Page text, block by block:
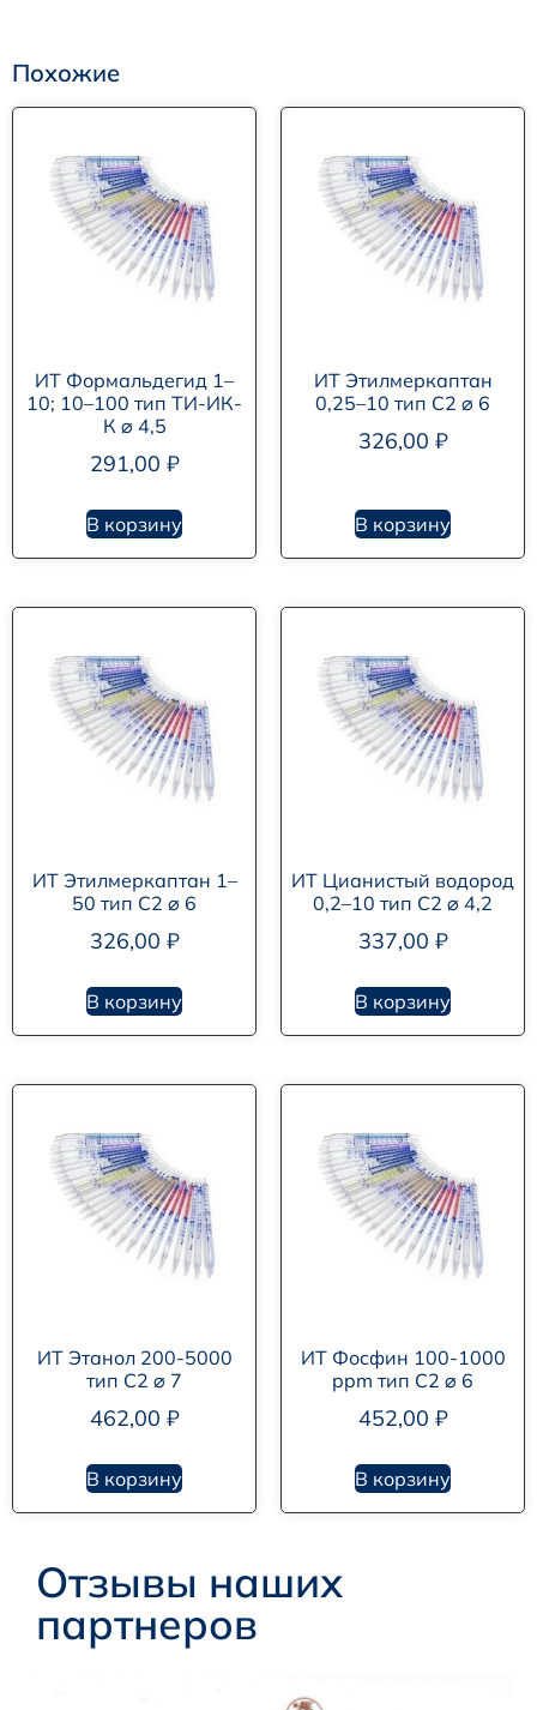
Похожие
ИТ Формальдегид 1–
10; 10–100 тип ТИ-ИК-
К ⌀ 4,5
291,00 ₽
В корзину
ИТ Этилмеркаптан
0,25–10 тип С2 ⌀ 6
326,00 ₽
В корзину
ИТ Этилмеркаптан 1–
50 тип С2 ⌀ 6
326,00 ₽
В корзину
ИТ Цианистый водород
0,2–10 тип С2 ⌀ 4,2
337,00 ₽
В корзину
ИТ Этанол 200-5000
тип С2 ⌀ 7
462,00 ₽
В корзину
ИТ Фосфин 100-1000
ppm тип С2 ⌀ 6
452,00 ₽
В корзину
Отзывы наших
партнеров